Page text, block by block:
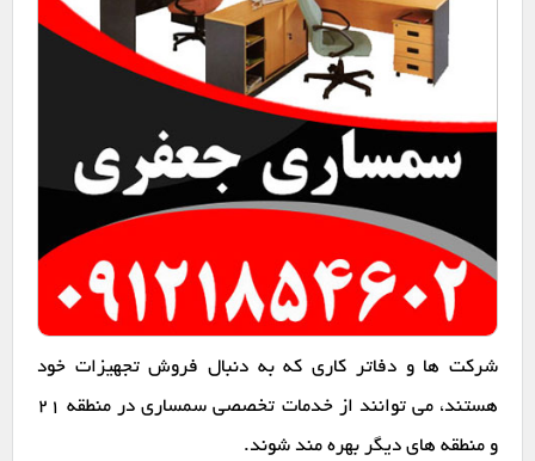
شرکت ها و دفاتر کاری که به دنبال فروش تجهیزات خود
هستند، می توانند از خدمات تخصصی سمساری در منطقه 21
و منطقه های دیگر بهره مند شوند.